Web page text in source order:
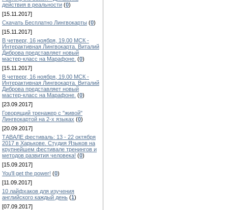
действия в реальности (0)
[15.11.2017]
Скачать Бесплатно Лингвокарты (0)
[15.11.2017]
В четверг, 16 ноября, 19.00 МСК -
Интерактивная Лингвокарта. Виталий
Диброва представляет новый
мастер-класс на Марафоне. (0)
[15.11.2017]
В четверг, 16 ноября, 19.00 МСК -
Интерактивная Лингвокарта. Виталий
Диброва представляет новый
мастер-класс на Марафоне. (0)
[23.09.2017]
Говорящий тренажер с "живой"
Лингвокартой на 2-х языках (0)
[20.09.2017]
ТАВАЛЕ фестиваль: 13 - 22 октября
2017 в Харькове. Студия Языков на
крупнейшем фестивале тренингов и
методов развития человека! (0)
[15.09.2017]
You'll get the power! (0)
[11.09.2017]
10 лайфхаков для изучения
английского каждый день (1)
[07.09.2017]